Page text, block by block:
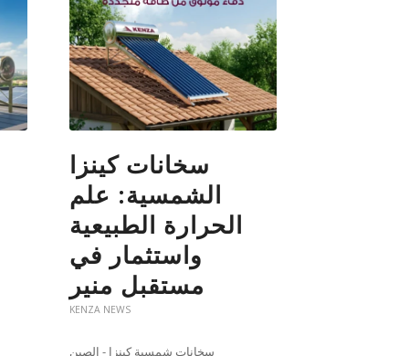
سخانات كينزا
الشمسية: علم
الحرارة الطبيعية
واستثمار في
مستقبل منير
KENZA NEWS
سخانات شمسية كينزا - الصين